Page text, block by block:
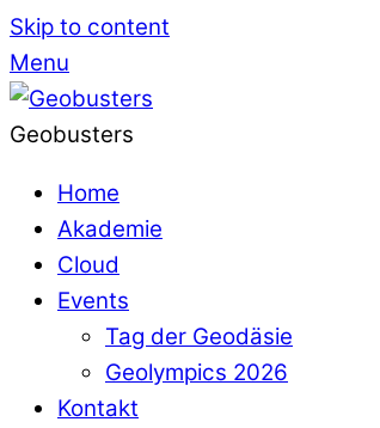
Skip to content
Menu
Geobusters
Home
Akademie
Cloud
Events
Tag der Geodäsie
Geolympics 2026
Kontakt